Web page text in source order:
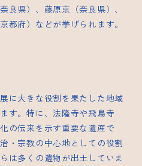
良県）、藤原京（奈良県）、
都府）などが挙げられます。
に大きな役割を果たした地域
す。特に、法隆寺や飛鳥寺
の伝来を示す重要な遺産で
・宗教の中心地としての役割
は多くの遺物が出土していま